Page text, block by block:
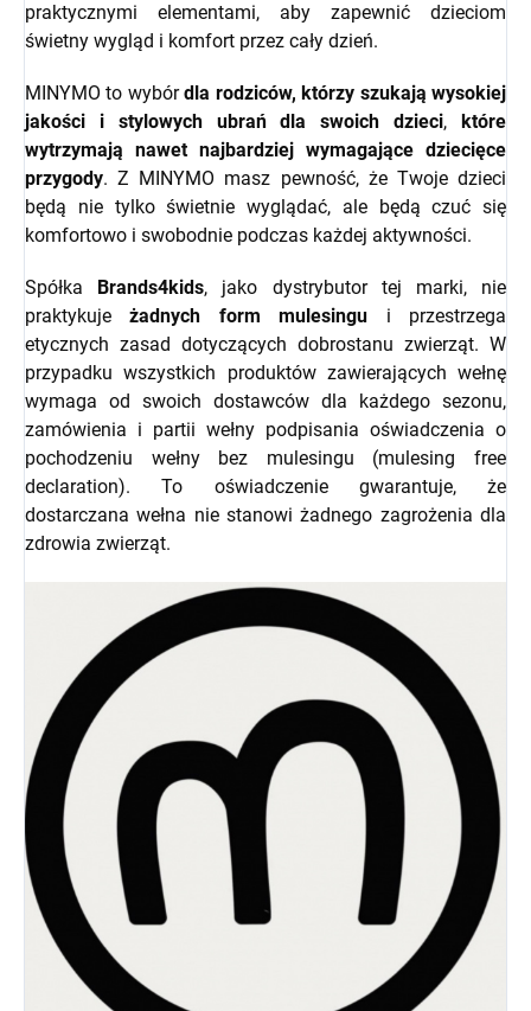
praktycznymi elementami, aby zapewnić dzieciom
świetny wygląd i komfort przez cały dzień.
MINYMO to wybórdla rodziców, którzy szukają wysokiej
jakości i stylowych ubrań dla swoich dzieci, które
wytrzymają nawet najbardziej wymagające dziecięce
przygody. Z MINYMO masz pewność, że Twoje dzieci
będą nie tylko świetnie wyglądać, ale będą czuć się
komfortowo i swobodnie podczas każdej aktywności.
Spółka Brands4kids, jako dystrybutor tej marki, nie
praktykujeżadnych form mulesingu i przestrzega
etycznych zasad dotyczących dobrostanu zwierząt. W
przypadku wszystkich produktów zawierających wełnę
wymaga od swoich dostawców dla każdego sezonu,
zamówienia i partii wełny podpisania oświadczenia o
pochodzeniu wełny bez mulesingu (mulesing free
declaration). To oświadczenie gwarantuje, że
dostarczana wełna nie stanowi żadnego zagrożenia dla
zdrowia zwierząt.